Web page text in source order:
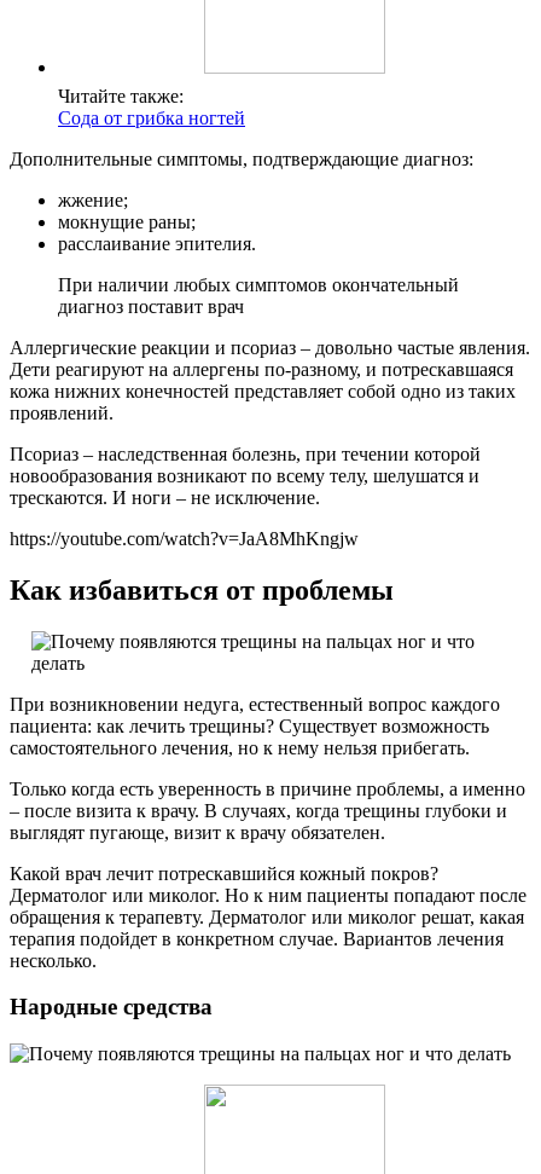
Читайте также:
Сода от грибка ногтей
Дополнительные симптомы, подтверждающие диагноз:
жжение;
мокнущие раны;
расслаивание эпителия.
При наличии любых симптомов окончательный
диагноз поставит врач
Аллергические реакции и псориаз – довольно частые явления.
Дети реагируют на аллергены по-разному, и потрескавшаяся
кожа нижних конечностей представляет собой одно из таких
проявлений.
Псориаз – наследственная болезнь, при течении которой
новообразования возникают по всему телу, шелушатся и
трескаются. И ноги – не исключение.
https://youtube.com/watch?v=JaA8MhKngjw
Как избавиться от проблемы
При возникновении недуга, естественный вопрос каждого
пациента: как лечить трещины? Существует возможность
самостоятельного лечения, но к нему нельзя прибегать.
Только когда есть уверенность в причине проблемы, а именно
– после визита к врачу. В случаях, когда трещины глубоки и
выглядят пугающе, визит к врачу обязателен.
Какой врач лечит потрескавшийся кожный покров?
Дерматолог или миколог. Но к ним пациенты попадают после
обращения к терапевту. Дерматолог или миколог решат, какая
терапия подойдет в конкретном случае. Вариантов лечения
несколько.
Народные средства